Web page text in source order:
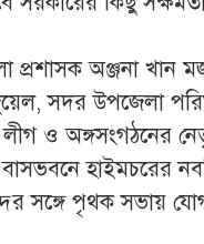
প্রশাসক অঞ্জনা খান
সদর উপজেলা
ও অঙ্গসংগঠনের
বাসভবনে হাইমচরের
সঙ্গে পৃথক সভায়